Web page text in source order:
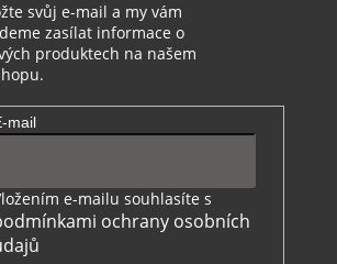
svůj e-mail a my vám
zasílat informace o
produktech na našem
mail
e-mailu souhlasíte s
ochrany osobních